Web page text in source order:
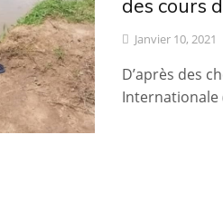
des cours
Janvier 10, 2021
D’après des
Internationale